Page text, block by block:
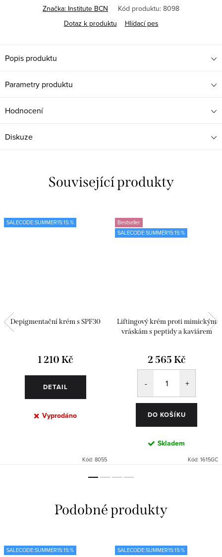
Značka: Institute BCN Kód produktu: 8098
Dotaz k produktu
Hlídací pes
Popis produktu
Parametry produktu
Hodnocení
Diskuze
Související produkty
SALECODE:SUMMER15:15:%
Depigmentační krém s SPF30
1 210 Kč
DETAIL
Vyprodáno
Kód: 8055
Bestseller
SALECODE:SUMMER15:15:%
Liftingový krém proti mimickým
vráskám s peptidy a kaviárem
2 565 Kč
DO KOŠÍKU
Skladem
Kód: 1615GC
SALECODE:SUMMER15:15:% SALECODE:SUMMER15:15:%